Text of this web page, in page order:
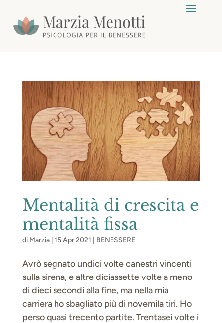
Mentalità di crescita e
mentalità fissa
di Marzia| 15 Apr 2021 BENESSERE
Avrò segnato undici volte canestri vincenti
sulla sirena, e altre diciassette volte a meno
di dieci secondi alla fine, ma nella mia
carriera ho sbagliato più di novemila tiri. Ho
perso quasi trecento partite. Trentasei volte i